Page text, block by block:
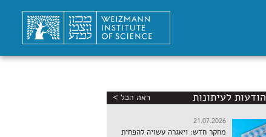
הודעות לעיתונות ראה הכל >
21.07.2026
מחקר חדש: ויאגרה עשויה להפחית